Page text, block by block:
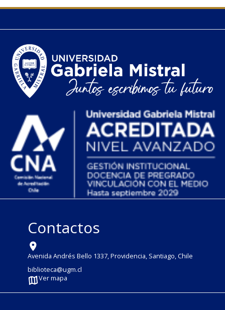
Contactos
Avenida Andrés Bello 1337, Providencia, Santiago, Chile
biblioteca@ugm.cl
Ver mapa